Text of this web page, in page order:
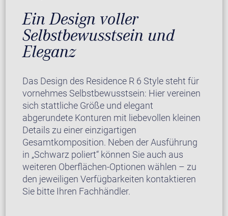
Ein Design voller
Selbstbewusstsein und
Eleganz
Das Design des Residence R 6 Style steht für
vornehmes Selbstbewusstsein: Hier vereinen
sich stattliche Größe und elegant
abgerundete Konturen mit liebevollen kleinen
Details zu einer einzigartigen
Gesamtkomposition. Neben der Ausführung
in „Schwarz poliert“ können Sie auch aus
weiteren Oberflächen-Optionen wählen – zu
den jeweiligen Verfügbarkeiten kontaktieren
Sie bitte Ihren Fachhändler.